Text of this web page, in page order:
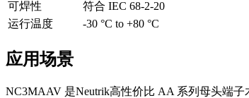
可焊性
符合 IEC 68-2-20
运行温度
-30 °C to +80 °C
应用场景
NC3MAAV 是Neutrik高性价比 AA 系列母头端